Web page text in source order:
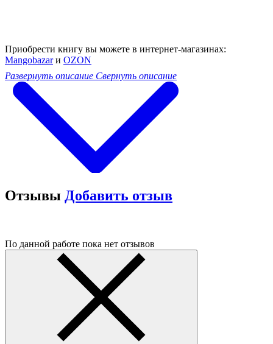
Приобрести книгу вы можете в интернет-магазинах:
Mangobazarи OZON
Развернуть описание Свернуть описание
Отзывы Добавить отзыв
По данной работе пока нет отзывов